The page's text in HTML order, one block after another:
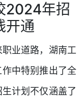
2024年招
开通
业道路，湖南工
中特别推出了全
计划不仅涵盖了